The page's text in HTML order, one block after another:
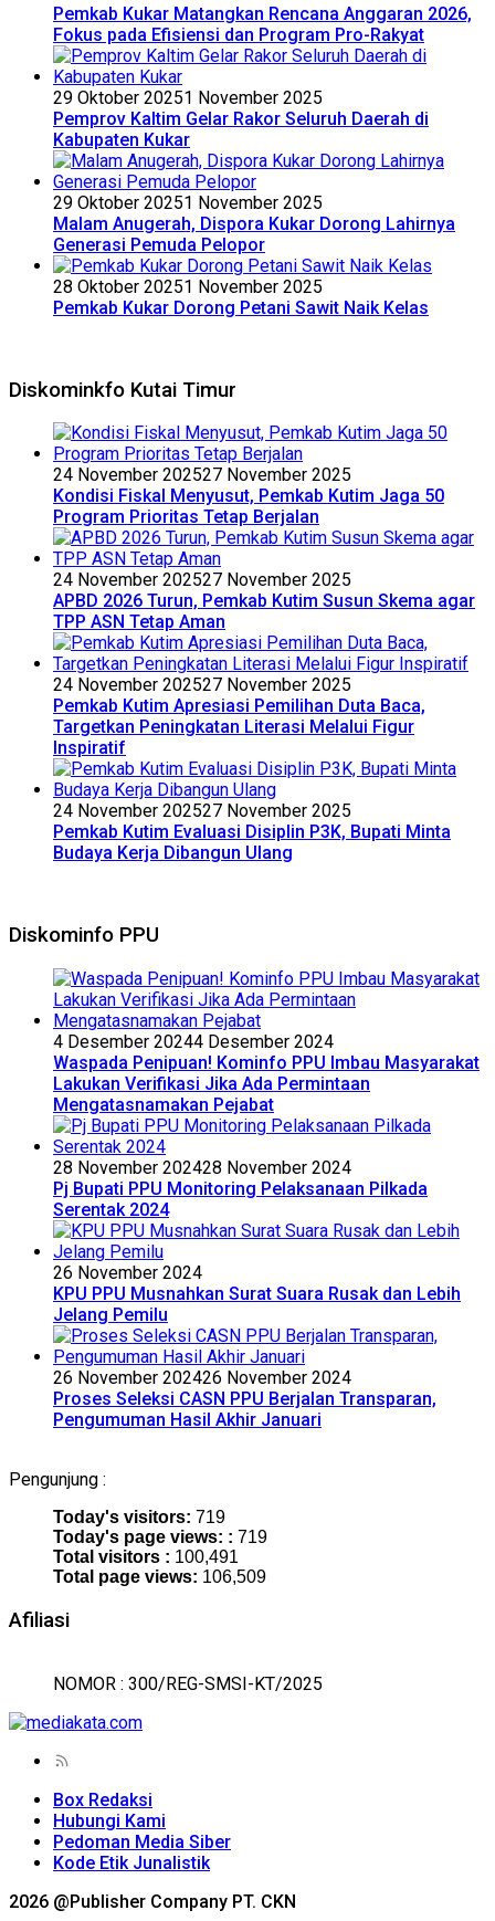
Pemkab Kukar Matangkan Rencana Anggaran 2026,
Fokus pada Efisiensi dan Program Pro-Rakyat
29 Oktober 20251 November 2025
Pemprov Kaltim Gelar Rakor Seluruh Daerah di
Kabupaten Kukar
29 Oktober 20251 November 2025
Malam Anugerah, Dispora Kukar Dorong Lahirnya
Generasi Pemuda Pelopor
28 Oktober 20251 November 2025
Pemkab Kukar Dorong Petani Sawit Naik Kelas
Diskominkfo Kutai Timur
24 November 202527 November 2025
Kondisi Fiskal Menyusut, Pemkab Kutim Jaga 50
Program Prioritas Tetap Berjalan
24 November 202527 November 2025
APBD 2026 Turun, Pemkab Kutim Susun Skema agar
TPP ASN Tetap Aman
24 November 202527 November 2025
Pemkab Kutim Apresiasi Pemilihan Duta Baca,
Targetkan Peningkatan Literasi Melalui Figur
Inspiratif
24 November 202527 November 2025
Pemkab Kutim Evaluasi Disiplin P3K, Bupati Minta
Budaya Kerja Dibangun Ulang
Diskominfo PPU
4 Desember 20244 Desember 2024
Waspada Penipuan! Kominfo PPU Imbau Masyarakat
Lakukan Verifikasi Jika Ada Permintaan
Mengatasnamakan Pejabat
28 November 202428 November 2024
Pj Bupati PPU Monitoring Pelaksanaan Pilkada
Serentak 2024
26 November 2024
KPU PPU Musnahkan Surat Suara Rusak dan Lebih
Jelang Pemilu
26 November 202426 November 2024
Proses Seleksi CASN PPU Berjalan Transparan,
Pengumuman Hasil Akhir Januari
Pengunjung :
Today's visitors: 719
Today's page views: : 719
Total visitors : 100,491
Total page views: 106,509
Afiliasi
NOMOR : 300/REG-SMSI-KT/2025
Box Redaksi
Hubungi Kami
Pedoman Media Siber
Kode Etik Junalistik
2026 @Publisher Company PT. CKN